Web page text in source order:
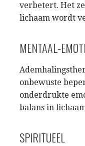
verbetert. Het
lichaam wordt
MENTAAL-
onbewuste
onderdrukte
balans in
SPIRITUEEL